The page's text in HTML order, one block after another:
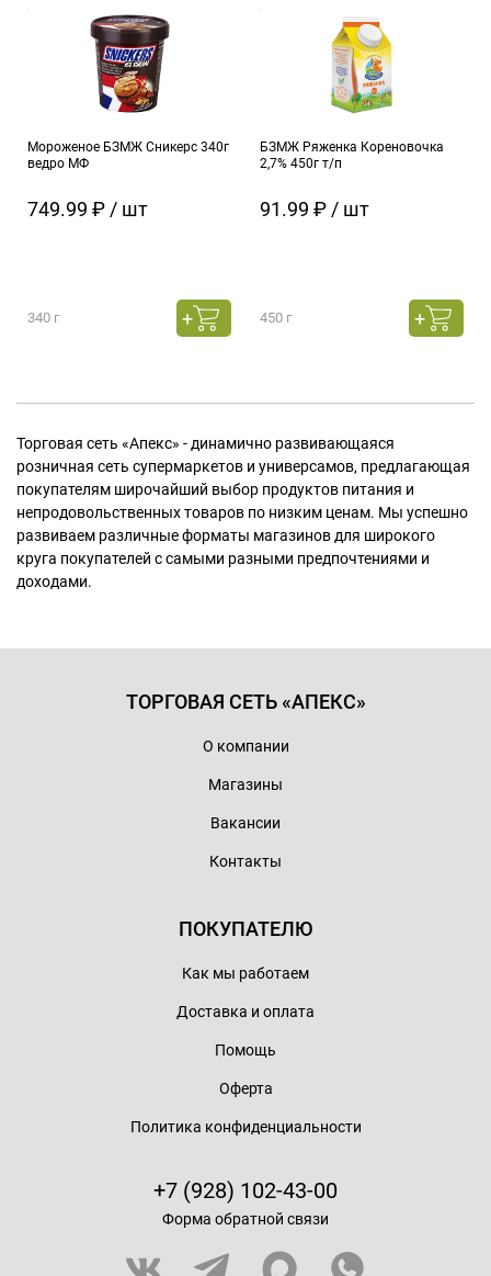
Мороженое БЗМЖ Сникерс 340г
ведро МФ
749.99 ₽ / шт
340 г
БЗМЖ Ряженка Кореновочка
2,7% 450г т/п
91.99 ₽ / шт
450 г
Торговая сеть «Апекс» - динамично развивающаяся
розничная сеть супермаркетов и универсамов, предлагающая
покупателям широчайший выбор продуктов питания и
непродовольственных товаров по низким ценам. Мы успешно
развиваем различные форматы магазинов для широкого
круга покупателей с самыми разными предпочтениями и
доходами.
ТОРГОВАЯ СЕТЬ «АПЕКС»
О компании
Магазины
Вакансии
Контакты
ПОКУПАТЕЛЮ
Как мы работаем
Доставка и оплата
Помощь
Оферта
Политика конфиденциальности
+7 (928) 102-43-00
Форма обратной связи